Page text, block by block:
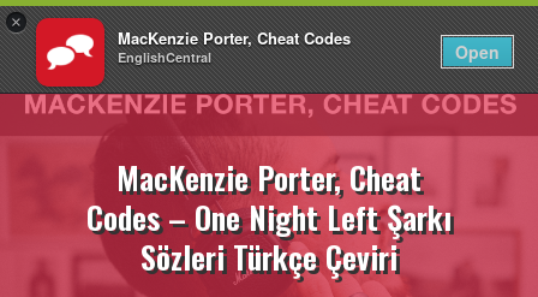
×
MacKenzie Porter, Cheat Codes
EnglishCentral Open
Giriş Yap TR
İçeriğe
atla
MacKenzie Porter, Cheat
Codes – One Night Left Şarkı
Sözleri Türkçe Çeviri